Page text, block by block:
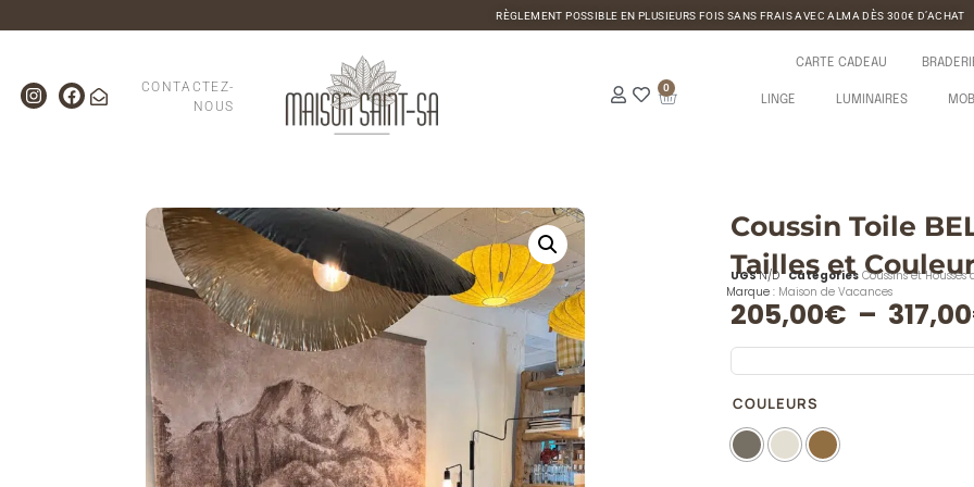
RÈGLEMENT POSSIBLE EN PLUSIEURS FOIS SANS FRAIS AVEC ALMA DÈS 300€ D’ACHAT
CONTACTEZ-
NOUS
0
CARTE CADEAU
LINGE LUMINAIRES
Coussin Toile
Tailles et
UGSN/D Catégories Coussins et Housses
Marque : Maison de Vacances
205,00€ – 317,00
COULEURS